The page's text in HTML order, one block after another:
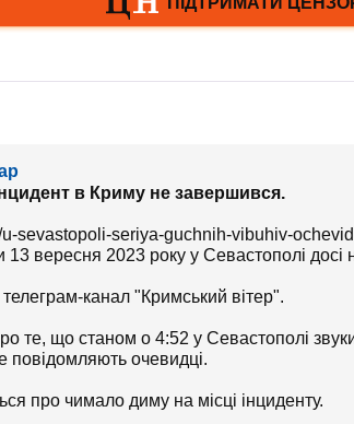
в Криму не завершився.
u-sevastopoli-seriya-guchnih-vibuhiv-
13 вересня 2023 року у Севастополі досі
канал "Кримський вітер".
те, що станом о 4:52 у Севастополі
повідомляють очевидці.
про чимало диму на місці інциденту.